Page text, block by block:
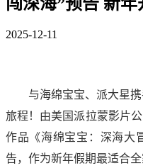
2025-12-11
与海绵宝宝、派大星
旅程！由美国派拉蒙影片
作品《海绵宝宝：深海大
告，作为新年假期最适合